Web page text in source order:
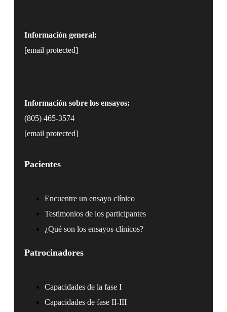
Información general:
[email protected]
Información sobre los ensayos:
(805) 465-3574
[email protected]
Pacientes
Encuentre un ensayo clínico
Testimonios de los participantes
¿Qué son los ensayos clínicos?
Patrocinadores
Capacidades de la fase I
Capacidades de fase II-III